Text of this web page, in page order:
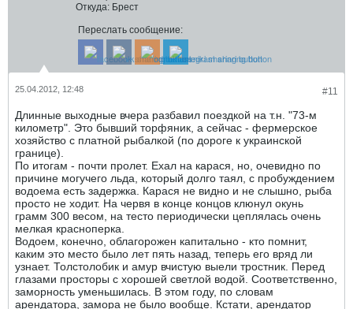
Откуда: Брест
Переслать сообщение:
#11
25.04.2012, 12:48
Длинные выходные вчера разбавил поездкой на т.н. "73-м
километр". Это бывший торфяник, а сейчас - фермерское
хозяйство с платной рыбалкой (по дороге к украинской
границе).
По итогам - почти пролет. Ехал на карася, но, очевидно по
причине могучего льда, который долго таял, с пробуждением
водоема есть задержка. Карася не видно и не слышно, рыба
просто не ходит. На червя в конце концов клюнул окунь
грамм 300 весом, на тесто периодически цеплялась очень
мелкая красноперка.
Водоем, конечно, облагорожен капитально - кто помнит,
каким это место было лет пять назад, теперь его вряд ли
узнает. Толстолобик и амур вчистую выели тростник. Перед
глазами просторы с хорошей светлой водой. Соответственно,
заморность уменьшилась. В этом году, по словам
арендатора, замора не было вообще. Кстати, арендатор